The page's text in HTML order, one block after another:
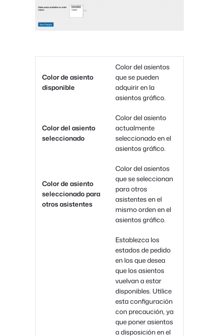
Color de asiento
disponible
Color delasientos
que se pueden
adquirir en la
asientosgráfico.
Color del asiento
seleccionado
Color del asiento
actualmente
seleccionado en el
asientosgráfico.
Color de asiento
seleccionado para
otros asistentes
Color delasientos
que se seleccionan
para otros
asistentes en el
mismo orden en el
asientosgráfico.
Establezca los
estados de pedido
en los que desea
que los asientos
vuelvan a estar
disponibles. Utilice
esta configuración
con precaución, ya
que poner asientos
a disposición en el